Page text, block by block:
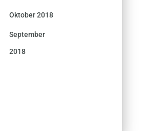
Oktober 2018
September
2018